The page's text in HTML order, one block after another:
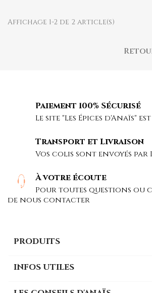
Affichage 1-2 de 2 article(s)
Paiement 100% Sécurisé
Le site "Les Épices d'Anaïs"
Transport et Livraison
Vos colis sont envoyés par
À votre écoute
Pour toutes questions ou
de nous contacter
PRODUITS
INFOS UTILES